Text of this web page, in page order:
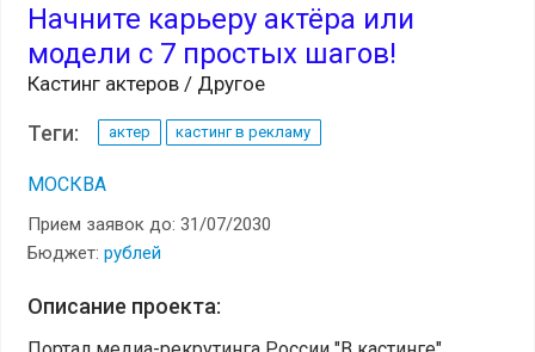
Начните карьеру актёра или
модели с 7 простых шагов!
Кастинг актеров / Другое
Теги: актер кастинг в рекламу
МОСКВА
Прием заявок до: 31/07/2030
Бюджет: рублей
Описание проекта: